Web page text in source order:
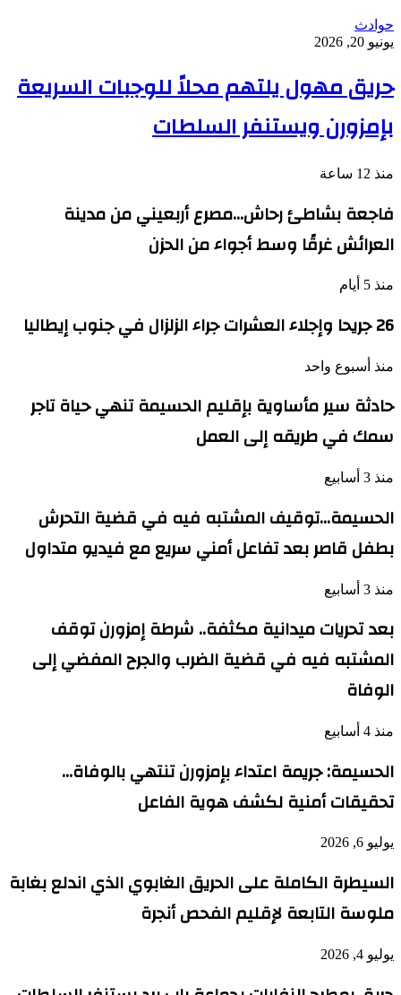
حوادث
يونيو 20, 2026
حريق مهول يلتهم محلاً للوجبات السريعة
بإمزورن ويستنفر السلطات
منذ 12 ساعة
فاجعة بشاطئ رحاش…مصرع أربعيني من مدينة
العرائش غرقًا وسط أجواء من الحزن
منذ 5 أيام
26 جريحا وإجلاء العشرات جراء الزلزال في جنوب إيطاليا
منذ أسبوع واحد
حادثة سير مأساوية بإقليم الحسيمة تنهي حياة تاجر
سمك في طريقه إلى العمل
منذ 3 أسابيع
الحسيمة…توقيف المشتبه فيه في قضية التحرش
بطفل قاصر بعد تفاعل أمني سريع مع فيديو متداول
منذ 3 أسابيع
بعد تحريات ميدانية مكثفة.. شرطة إمزورن توقف
المشتبه فيه في قضية الضرب والجرح المفضي إلى
الوفاة
منذ 4 أسابيع
الحسيمة: جريمة اعتداء بإمزورن تنتهي بالوفاة…
تحقيقات أمنية لكشف هوية الفاعل
يوليو 6, 2026
السيطرة الكاملة على الحريق الغابوي الذي اندلع بغابة
ملوسة التابعة لإقليم الفحص أنجرة
يوليو 4, 2026